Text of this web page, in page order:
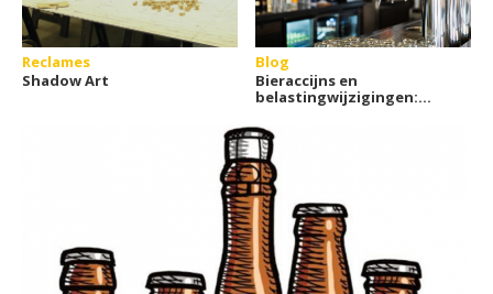
Reclames
Shadow Art
Blog
Bieraccijns en
belastingwijzigingen:
jou?